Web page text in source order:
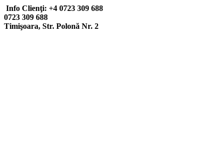
Info Clienţi: +4 0723 309 688
0723 309 688
Timişoara, Str. Polonă Nr. 2